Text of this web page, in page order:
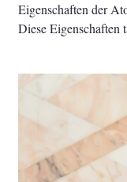
Eigenschaften der
Diese Eigenschaften